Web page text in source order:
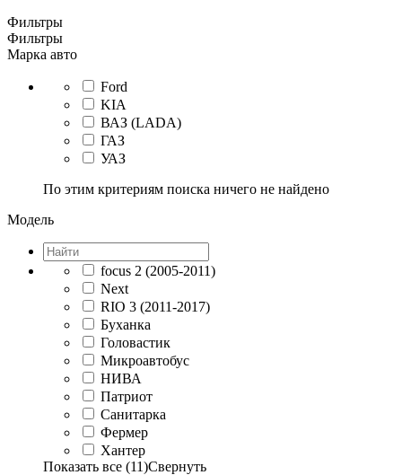
Фильтры
Фильтры
Марка авто
Ford
KIA
ВАЗ (LADA)
ГАЗ
УАЗ
По этим критериям поиска ничего не найдено
Модель
focus 2 (2005-2011)
Next
RIO 3 (2011-2017)
Буханка
Головастик
Микроавтобус
НИВА
Патриот
Санитарка
Фермер
Хантер
Показать все (11)Свернуть